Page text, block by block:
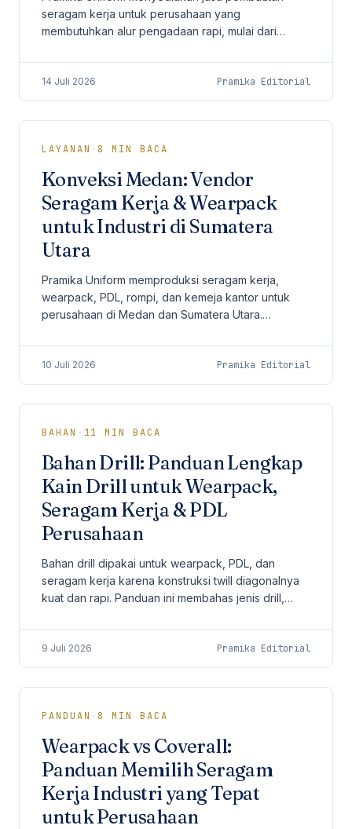
seragam kerja untuk perusahaan yang
membutuhkan alur pengadaan rapi, mulai dari
batch, quality control, hingga distribusi.
14 Juli 2026 Pramika Editorial
LAYANAN · 8 MIN BACA
Konveksi Medan: Vendor
Seragam Kerja & Wearpack
untuk Industri di Sumatera
Utara
Pramika Uniform memproduksi seragam kerja,
wearpack, PDL, rompi, dan kemeja kantor untuk
perusahaan di Medan dan Sumatera Utara.
MOQ 50 pcs baseline dan pengiriman nasional ke
area industri Sumatera Utara.
10 Juli 2026 Pramika Editorial
BAHAN · 11 MIN BACA
Bahan Drill: Panduan Lengkap
Kain Drill untuk Wearpack,
Seragam Kerja & PDL
Perusahaan
Bahan drill dipakai untuk wearpack, PDL, dan
seragam kerja karena konstruksi twill diagonalnya
kuat dan rapi. Panduan ini membahas jenis drill,
canvas, perawatan, MOQ, serta proses pengadaan
B2B.
9 Juli 2026 Pramika Editorial
PANDUAN · 8 MIN BACA
Wearpack vs Coverall:
Panduan Memilih Seragam
Kerja Industri yang Tepat
untuk Perusahaan